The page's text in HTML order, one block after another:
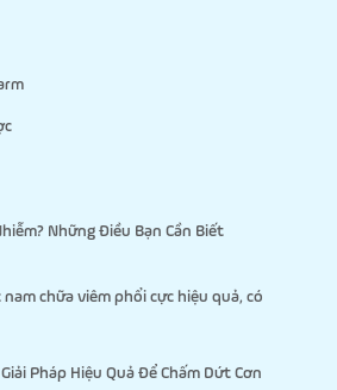
Những Điều Bạn Cần Biết
chữa viêm phổi cực hiệu quả, có
Pháp Hiệu Quả Để Chấm Dứt Cơn